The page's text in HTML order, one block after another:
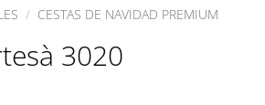
/ CESTAS DE NAVIDAD PREMIUM
3020